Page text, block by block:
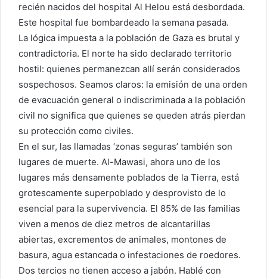
recién nacidos del hospital Al Helou está desbordada.
Este hospital fue bombardeado la semana pasada.
La lógica impuesta a la población de Gaza es brutal y
contradictoria. El norte ha sido declarado territorio
hostil: quienes permanezcan allí serán considerados
sospechosos. Seamos claros: la emisión de una orden
de evacuación general o indiscriminada a la población
civil no significa que quienes se queden atrás pierdan
su protección como civiles.
En el sur, las llamadas ‘zonas seguras’ también son
lugares de muerte. Al-Mawasi, ahora uno de los
lugares más densamente poblados de la Tierra, está
grotescamente superpoblado y desprovisto de lo
esencial para la supervivencia. El 85% de las familias
viven a menos de diez metros de alcantarillas
abiertas, excrementos de animales, montones de
basura, agua estancada o infestaciones de roedores.
Dos tercios no tienen acceso a jabón. Hablé con